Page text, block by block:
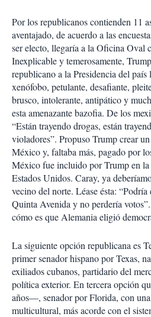
Por los republicanos contienden 11
aventajado, de acuerdo a las
ser electo, llegaría a la Oficina Oval
Inexplicable y temerosamente,
republicano a la Presidencia del
xenófobo, petulante, desafiante,
brusco, intolerante, antipático y
esta amenazante bazofia. De los
“Están trayendo drogas, están
violadores”. Propuso Trump crear
México y, faltaba más, pagado por
México fue incluido por Trump en la
Estados Unidos. Caray, ya
vecino del norte. Léase ésta: “Podría
Quinta Avenida y no perdería
cómo es que Alemania eligió
La siguiente opción republicana es
primer senador hispano por Texas,
exiliados cubanos, partidario del
política exterior. En tercera opción
años—, senador por Florida, con
multicultural, más acorde con el